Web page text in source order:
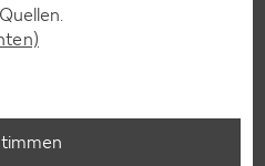
erster Stelle: Wir möchten,
Services